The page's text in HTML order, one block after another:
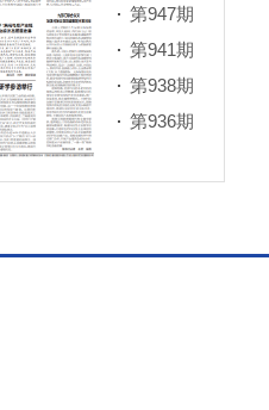
第947期
第941期
第938期
第936期